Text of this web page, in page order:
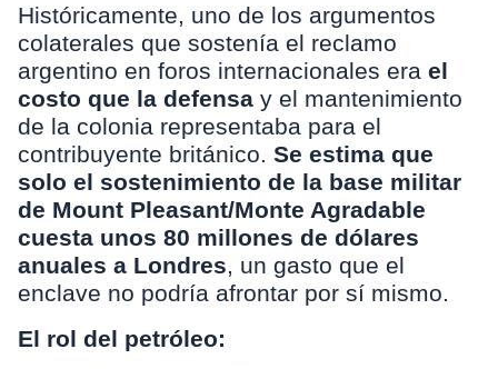
Históricamente, uno de los argumentos
colaterales que sostenía el reclamo
argentino en foros internacionales era el
costo que la defensa y el mantenimiento
de la colonia representaba para el
contribuyente británico. Se estima que
solo el sostenimiento de la base militar
de Mount Pleasant/Monte Agradable
cuesta unos 80 millones de dólares
anuales a Londres, un gasto que el
enclave no podría afrontar por sí mismo.
El rol del petróleo: